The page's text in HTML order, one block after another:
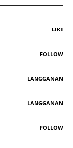
LIKE
FOLLOW
LANGGANAN
LANGGANAN
FOLLOW